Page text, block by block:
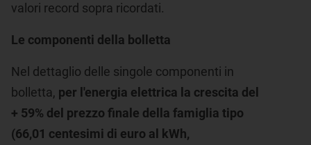
valori record sopra ricordati.
Le componenti della bolletta
Nel dettaglio delle singole componenti in
bolletta, per l'energia elettrica la crescita del
+ 59% del prezzo finale della famiglia tipo
(66,01 centesimi di euro al kWh,